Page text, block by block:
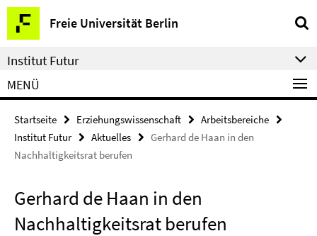
Springe
direkt
zu
Inhalt
Freie Universität Berlin
Service-
Navigation
Institut Futur
MENÜ
Startseite Erziehungswissenschaft
Arbeitsbereiche
Institut Futur
Aktuelles
Gerhard de Haan in den
Nachhaltigkeitsrat berufen
Gerhard de Haan in den
Nachhaltigkeitsrat berufen